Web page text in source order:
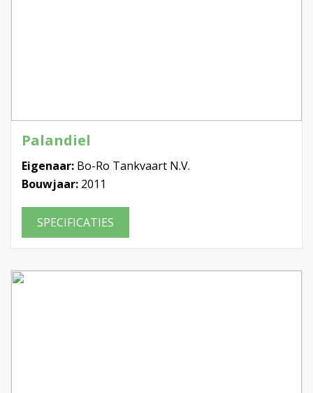
Palandiel
Eigenaar: Bo-Ro Tankvaart N.V.
Bouwjaar: 2011
SPECIFICATIES